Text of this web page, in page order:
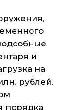
и
на
рублей.
порядка